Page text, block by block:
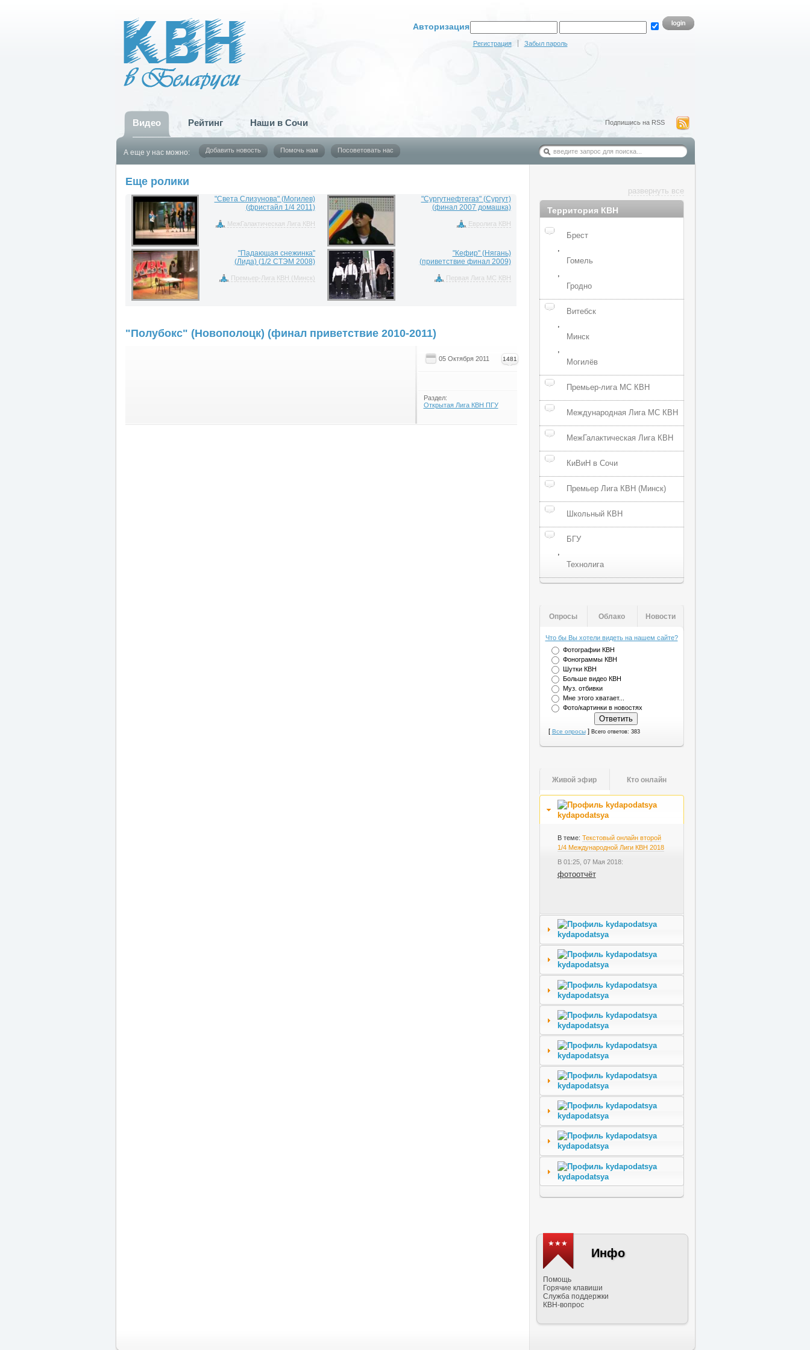
Авторизация
Регистрация Забыл пароль
Подпишись на RSS
Видео Рейтинг Наши в Сочи
А еще у нас можно: Добавить новость Помочь нам Посоветовать нас
Еще ролики
"Света Слизунова" (Могилев)
(фристайл 1/4 2011)
МежГалактическая Лига КВН
"Сургутнефтегаз" (Сургут)
(финал 2007 домашка)
Евролига КВН
"Падающая снежинка"
(Лида) (1/2 СТЭМ 2008)
Премьер-Лига КВН (Минск)
"Кефир" (Нягань)
(приветствие финал 2009)
Первая Лига МС КВН
"Полубокс" (Новополоцк) (финал приветствие 2010-2011)
05 Октября 2011 1481
Раздел:
Открытая Лига КВН ПГУ
развернуть все
Территория КВН
Брест
,
Гомель
,
Гродно
Витебск
,
Минск
,
Могилёв
Премьер-лига МС КВН
Международная Лига МС КВН
МежГалактическая Лига КВН
КиВиН в Сочи
Премьер Лига КВН (Минск)
Школьный КВН
БГУ
,
Технолига
Опросы Облако Новости
Что бы Вы хотели видеть на нашем сайте?
Фотографии КВН
Фонограммы КВН
Шутки КВН
Больше видео КВН
Муз. отбивки
Мне этого хватает...
Фото/картинки в новостях
[ Все опросы] Всего ответов: 383
Живой эфир Кто онлайн
kydapodatsya
В теме: Текстовый онлайн второй
1/4 Международной Лиги КВН 2018
В 01:25, 07 Мая 2018:
фотоотчёт
kydapodatsya
kydapodatsya
kydapodatsya
kydapodatsya
kydapodatsya
kydapodatsya
kydapodatsya
kydapodatsya
kydapodatsya
★★★
Инфо
Помощь
Горячие клавиши
Служба поддержки
КВН-вопрос